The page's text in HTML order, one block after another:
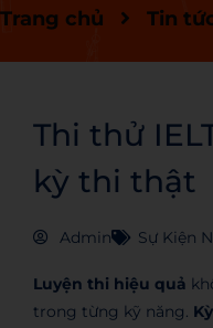
Trang chủ Tin
Thi thử
kỳ thi thật
Admin Sự Kiện
Luyện thi hiệu quả
trong từng kỹ năng.